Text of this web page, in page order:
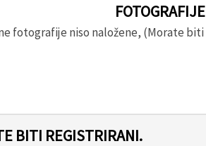
fotografije niso naložene, (Morate
BITI REGISTRIRANI.